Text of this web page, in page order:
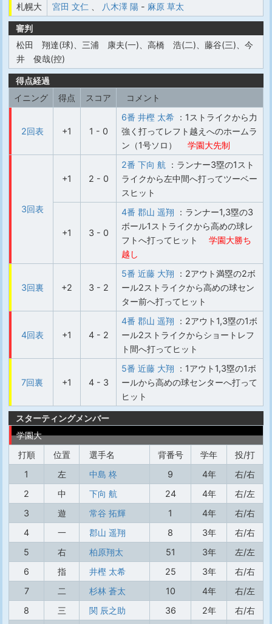
札幌大
宮田 文仁 八木澤 陽 - 麻原 草太
審判
松田 翔達(球)、三浦 康夫(一)、高橋 浩(二)、藤谷(三)、今
井 俊哉(控)
得点経過
イニング
得点 スコア コメント
2回表 +1 1 - 0
6番 井樫 太希 ：1ストライクから力
強く打ってレフト越えへのホームラ
ン（1号ソロ）
学園大先制
3回表
+1 2 - 0
2番 下向 航 ：ランナー3塁の1スト
ライクから左中間へ打ってツーベー
スヒット
+1 3 - 0
4番 郡山 遥翔 ：ランナー1,3塁の3
ボール1ストライクから高めの球レ
フトへ打ってヒット
学園大勝ち
越し
3回裏 +2 3 - 2
5番 近藤 大翔 ：2アウト満塁の2ボ
ール2ストライクから高めの球セン
ター前へ打ってヒット
4回表 +1 4 - 2
4番 郡山 遥翔 ：2アウト1,3塁の1ボ
ール2ストライクからショートレフ
ト間へ打ってヒット
7回裏 +1 4 - 3
5番 近藤 大翔 ：1アウト1,3塁の1ボ
ールから高めの球センターへ打って
ヒット
スターティングメンバー
学園大
打順
位置 選手名 背番号 学年
投/打
1
左 中島 柊 9 4年
右/右
2
中 下向 航 24 4年
右/左
3
遊 常谷 拓輝 1 4年
右/右
4
一 郡山 遥翔 8 3年
右/右
5
右 柏原翔太 51 3年
左/左
6
指 井樫 太希 25 3年
右/右
7
二 杉林 蒼太 10 4年
右/左
8
三 関 辰之助 36 2年
右/右